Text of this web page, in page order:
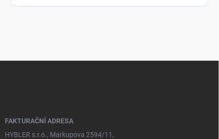
FAKTURAČNÍ ADRESA
HYBLER s.r.o., Markupova 2594/11,